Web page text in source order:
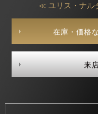
≪ ユリス・ナ
在庫・価格
来